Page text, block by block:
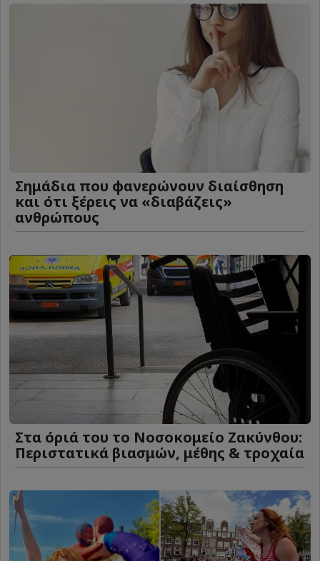
Σημάδια που φανερώνουν διαίσθηση
και ότι ξέρεις να «διαβάζεις»
ανθρώπους
Στα όριά του το Νοσοκομείο Ζακύνθου:
Περιστατικά βιασμών, μέθης & τροχαία